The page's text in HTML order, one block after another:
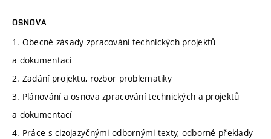
OSNOVA
1. Obecné zásady zpracování technických projektů
a dokumentací
2. Zadání projektu, rozbor problematiky
3. Plánování a osnova zpracování technických a projektů
a dokumentací
4. Práce s cizojazyčnými odbornými texty, odborné překlady